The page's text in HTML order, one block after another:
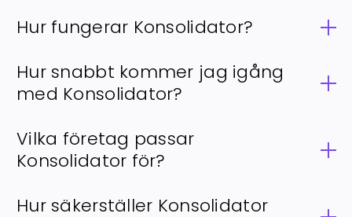
Hur fungerar Konsolidator?
Första steget i arbetet med Konsolidator är att
ladda upp finansiell data (där färdiga integrationer
finns för många vanliga system som t.ex. Business
hanterar sedan elimineringar, valutajusteringar
och konsolidering automatiskt utifrån satta regler
Efter att data är uppladdad kan du och ditt team
Hur snabbt kommer jag igång
med Konsolidator?
brukar vara kortare men är avhängig era specifika
behov och nuvarande system-setup. Tiden hålls
samt färdiga integrationer med vanliga ERP som
Vilka företag passar
Konsolidator för?
länder. Systemet passar alltifrån små koncerner
Hur säkerställer Konsolidator